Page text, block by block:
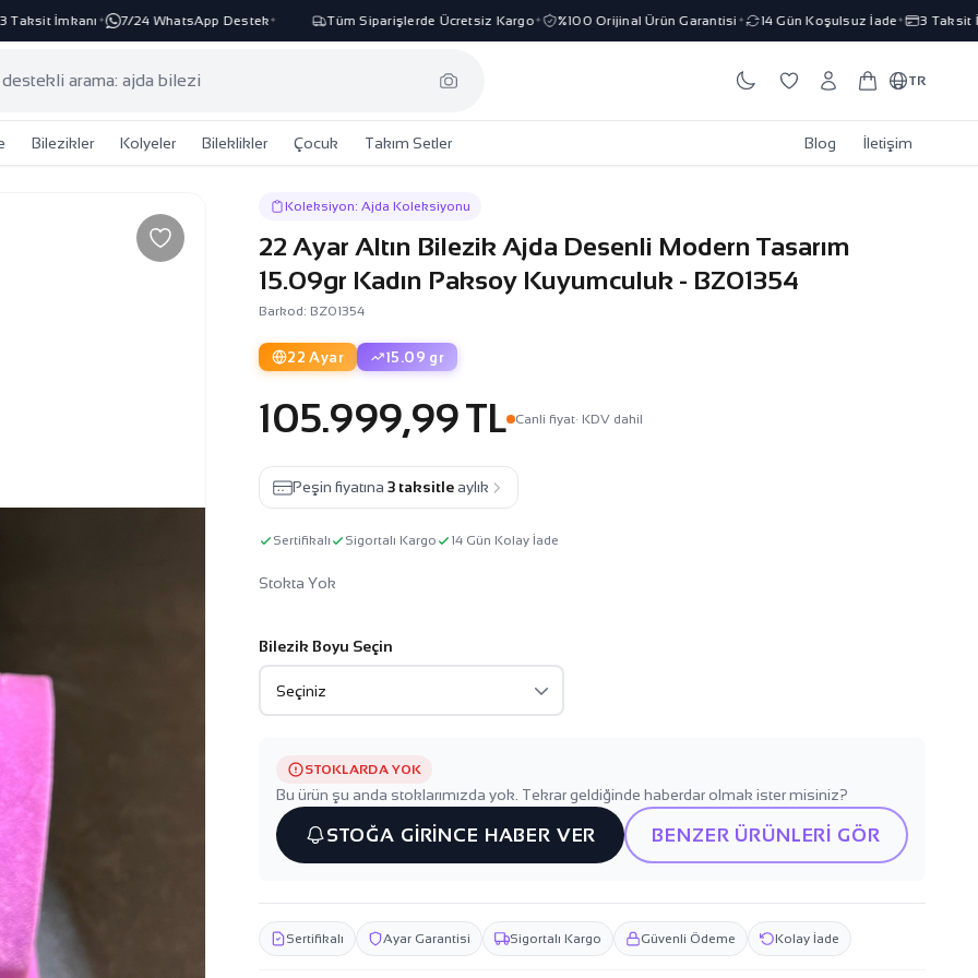
İmkanı✦ 7/24 WhatsApp Destek✦ Tüm Siparişlerde Ücretsiz Kargo✦ %100 Orijinal Ürün Garantisi✦ 14 Gün Koşulsuz İade✦ 3 Taksit
TR
Bilezikler Kolyeler Bileklikler Çocuk Takım Setler Blog İletişim
Koleksiyon: Ajda Koleksiyonu
22 Ayar Altın Bilezik Ajda Desenli Modern Tasarım
15.09gr Kadın Paksoy Kuyumculuk - BZ01354
Barkod: BZ01354
22 Ayar 15.09 gr
105.999,99 TL Canli fiyat· KDV dahil
Peşin fiyatına3 taksitle aylık
Sertifikalı Sigortalı Kargo 14 Gün Kolay İade
Stokta Yok
Bilezik Boyu Seçin
STOKLARDA YOK
Bu ürün şu anda stoklarımızda yok. Tekrar geldiğinde haberdar olmak ister misiniz?
STOĞA GİRİNCE HABER VER BENZER ÜRÜNLERİ GÖR
Sertifikalı Ayar Garantisi Sigortalı Kargo Güvenli Ödeme Kolay İade